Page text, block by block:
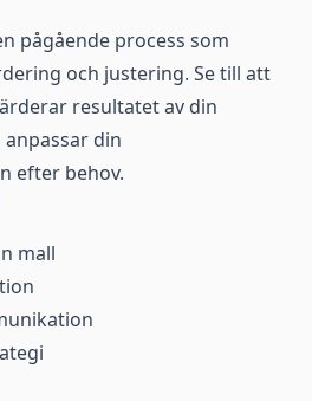
pågående process som
och justering. Se till att
resultatet av din
din
efter behov.
mall